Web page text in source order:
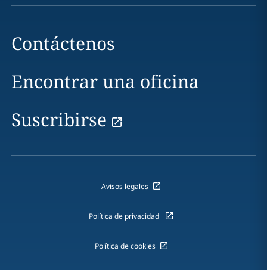
Contáctenos
Encontrar una oficina
Suscribirse
Avisos legales
Política de privacidad
Política de cookies